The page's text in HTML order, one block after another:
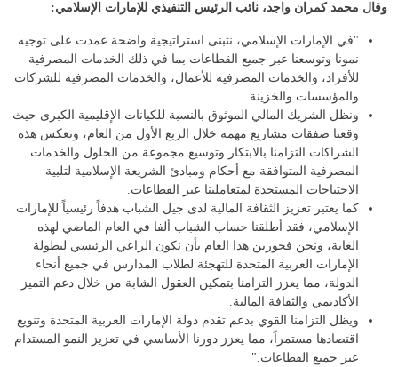
وقال محمد كمران واجد، نائب الرئيس التنفيذي للإمارات الإسلامي:
"في الإمارات الإسلامي، نتبنى استراتيجية واضحة عمدت على توجيه
نمونا وتوسعنا عبر جميع القطاعات بما في ذلك الخدمات المصرفية
للأفراد، والخدمات المصرفية للأعمال، والخدمات المصرفية للشركات
والمؤسسات والخزينة.
ونظل الشريك المالي الموثوق بالنسبة للكيانات الإقليمية الكبرى حيث
وقعنا صفقات مشاريع مهمة خلال الربع الأول من العام، وتعكس هذه
الشراكات التزامنا بالابتكار وتوسيع مجموعة من الحلول والخدمات
المصرفية المتوافقة مع أحكام ومبادئ الشريعة الإسلامية لتلبية
الاحتياجات المستجدة لمتعاملينا عبر القطاعات.
كما يعتبر تعزيز الثقافة المالية لدى جيل الشباب هدفاً رئيسياً للإمارات
الإسلامي، فقد أطلقنا حساب الشباب ألفا في العام الماضي لهذه
الغاية، ونحن فخورين هذا العام بأن نكون الراعي الرئيسي لبطولة
الإمارات العربية المتحدة للتهجئة لطلاب المدارس في جميع أنحاء
الدولة، مما يعزز التزامنا بتمكين العقول الشابة من خلال دعم التميز
الأكاديمي والثقافة المالية.
ويظل التزامنا القوي بدعم تقدم دولة الإمارات العربية المتحدة وتنويع
اقتصادها مستمراً، مما يعزز دورنا الأساسي في تعزيز النمو المستدام
عبر جميع القطاعات."